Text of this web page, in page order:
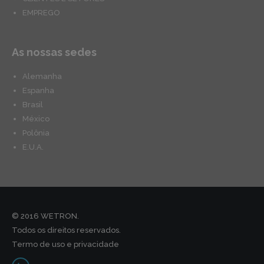
EMPREGO
As nossas sedes
Alemanha
Espanha
Brasil
México
Polônia
E.U.A.
© 2016 WETRON.
Todos os direitos reservados.
Termo de uso e privacidade